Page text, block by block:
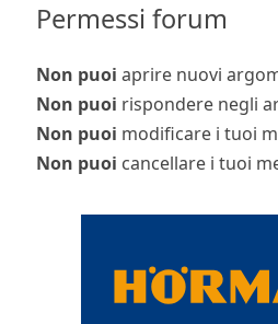
Permessi forum
Non puoi aprire nuovi
Non puoi rispondere negli
Non puoi modificare i tuoi
Non puoi cancellare i tuoi